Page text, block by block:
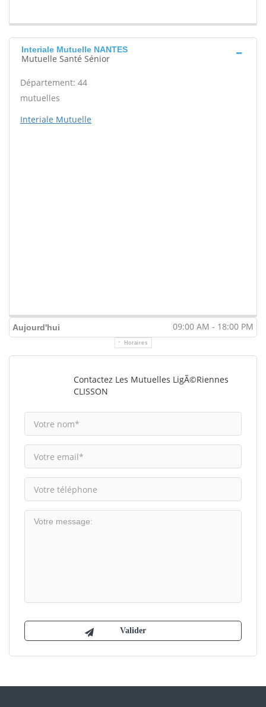
Interiale Mutuelle NANTES
Mutuelle Santé Sénior
Département: 44
mutuelles
Interiale Mutuelle
Aujourd'hui 09:00 AM - 18:00 PM
Horaires
Contactez Les Mutuelles LigÃ©riennes
CLISSON